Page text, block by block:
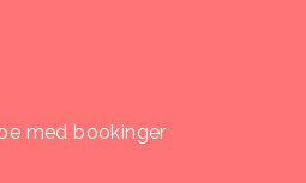
med bookinger